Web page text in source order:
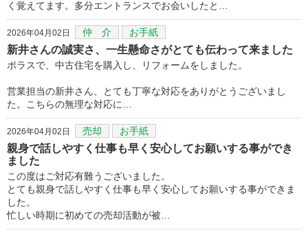
く覚えてます。多分エントランスでお会いしたと…
2026年04月02日 仲 介 お手紙
新井さんの誠実さ、一生懸命さがとても伝わって来ました
ポラスで、中古住宅を購入し、リフォームをしました。
営業担当の新井さん、とても丁寧な対応をありがとうございまし
た。こちらの無理な対応に…
2026年04月02日 売却 お手紙
親身で話しやすく仕事も早く安心してお願いする事ができ
ました
この度はご対応有難うございました。
とても親身で話しやすく仕事も早く安心してお願いする事ができま
した。
忙しい時期に初めての売却活動が被…